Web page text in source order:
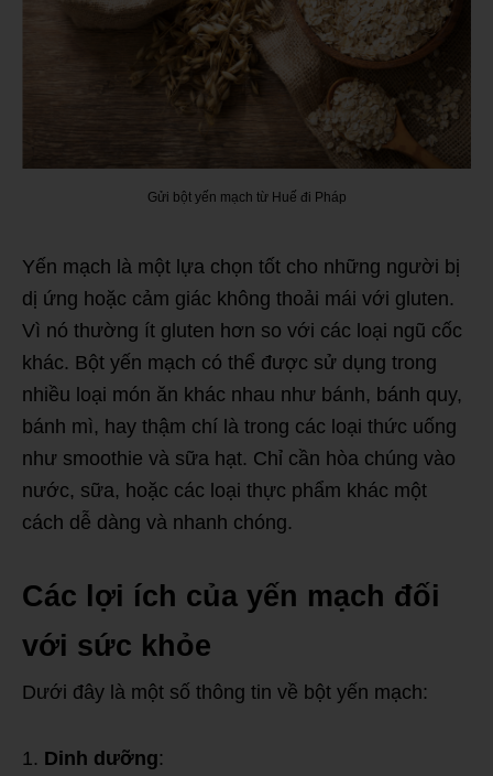
Gửi bột yến mạch từ Huế đi Pháp
Yến mạch là một lựa chọn tốt cho những người bị
dị ứng hoặc cảm giác không thoải mái với gluten.
Vì nó thường ít gluten hơn so với các loại ngũ cốc
khác. Bột yến mạch có thể được sử dụng trong
nhiều loại món ăn khác nhau như bánh, bánh quy,
bánh mì, hay thậm chí là trong các loại thức uống
như smoothie và sữa hạt. Chỉ cần hòa chúng vào
nước, sữa, hoặc các loại thực phẩm khác một
cách dễ dàng và nhanh chóng.
Các lợi ích của yến mạch đối
với sức khỏe
Dưới đây là một số thông tin về bột yến mạch:
Dinh dưỡng: